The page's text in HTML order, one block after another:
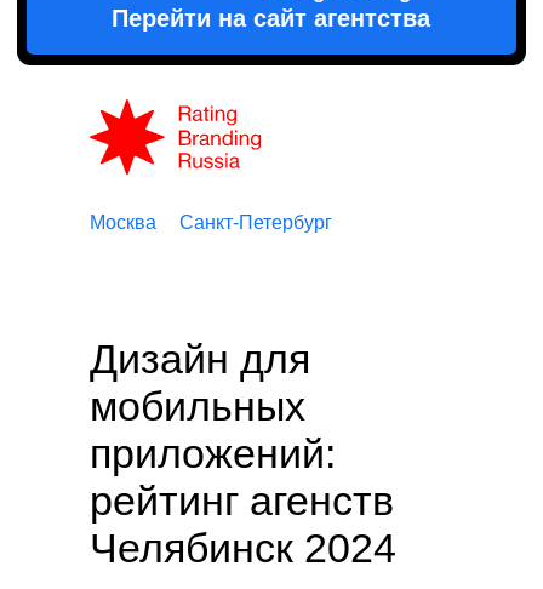
Санкт-Петербург
Москва
Дизайн для
мобильных
приложений:
рейтинг агенств
Челябинск 2024